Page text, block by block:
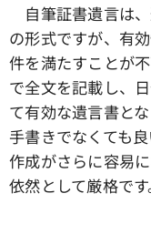
自筆証書遺言は
の形式ですが、有
件を満たすことが
で全文を記載し、
て有効な遺言書と
手書きでなくても
作成がさらに容易
依然として厳格です